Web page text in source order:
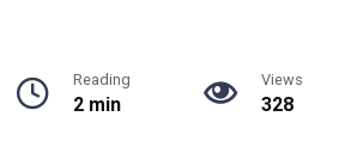
Reading
2 min
Views
328